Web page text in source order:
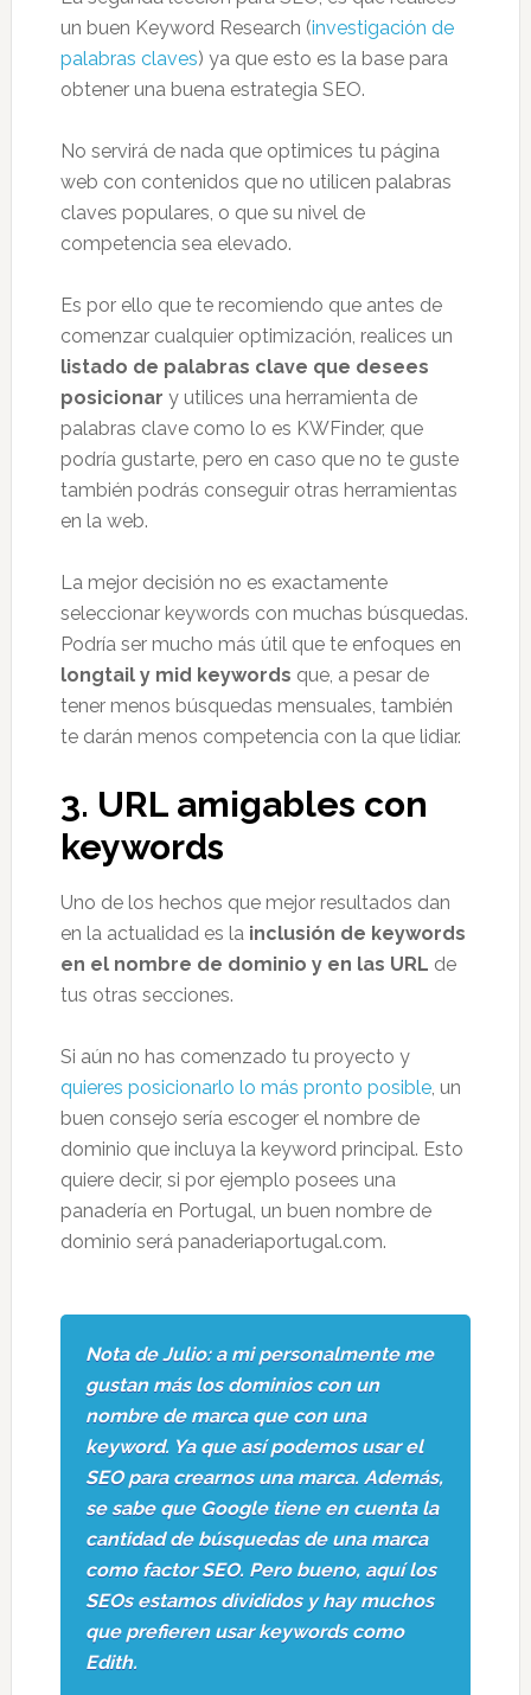
un buen Keyword Research (investigación de
palabras claves) ya que esto es la base para
obtener una buena estrategia SEO.
No servirá de nada que optimices tu página
web con contenidos que no utilicen palabras
claves populares, o que su nivel de
competencia sea elevado.
Es por ello que te recomiendo que antes de
comenzar cualquier optimización, realices un
listado de palabras clave que desees
posicionar y utilices una herramienta de
palabras clave como lo es KWFinder, que
podría gustarte, pero en caso que no te guste
también podrás conseguir otras herramientas
en la web.
La mejor decisión no es exactamente
seleccionar keywords con muchas búsquedas.
Podría ser mucho más útil que te enfoques en
longtail y mid keywords que, a pesar de
tener menos búsquedas mensuales, también
te darán menos competencia con la que lidiar.
3. URL amigables con
keywords
Uno de los hechos que mejor resultados dan
en la actualidad es la inclusión de keywords
en el nombre de dominio y en las URL de
tus otras secciones.
Si aún no has comenzado tu proyecto y
quieres posicionarlo lo más pronto posible, un
buen consejo sería escoger el nombre de
dominio que incluya la keyword principal. Esto
quiere decir, si por ejemplo posees una
panadería en Portugal, un buen nombre de
dominio será panaderiaportugal.com.
Nota de Julio: a mi personalmente me
gustan más los dominios con un
nombre de marca que con una
keyword. Ya que así podemos usar el
SEO para crearnos una marca. Además,
se sabe que Google tiene en cuenta la
cantidad de búsquedas de una marca
como factor SEO. Pero bueno, aquí los
SEOs estamos divididos y hay muchos
que prefieren usar keywords como
Edith.